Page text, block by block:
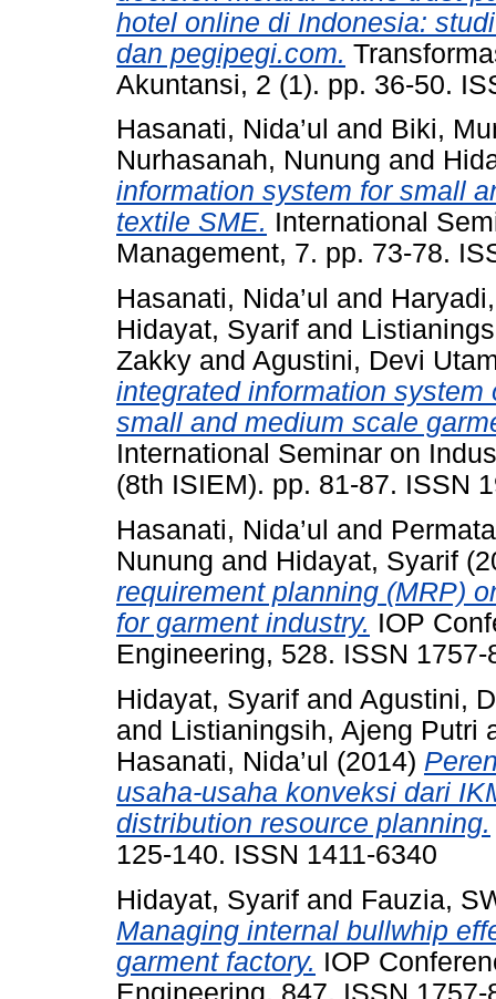
hotel online di Indonesia:
dan pegipegi.com.
Akuntansi, 2 (1). pp. 36-50.
Hasanati, Nida’ul and Biki,
Nurhasanah, Nunung and
information system for small
textile SME. International
Management, 7. pp. 73-78.
Hasanati, Nida’ul and
Hidayat, Syarif and
Zakky and Agustini, Devi
integrated information
small and medium scale
International Seminar on
(8th ISIEM). pp. 81-87. ISSN
Hasanati, Nida’ul and
Nunung and Hidayat, Syarif
requirement planning (MRP)
for garment industry. IOP
Engineering, 528. ISSN 1757-
Hidayat, Syarif and Agustini,
and Listianingsih, Ajeng Putri
Hasanati, Nida’ul (2014)
usaha-usaha konveksi dari
distribution resource planning.
125-140. ISSN 1411-6340
Hidayat, Syarif and Fauzia,
Managing internal bullwhip
garment factory. IOP
Engineering, 847. ISSN 1757-